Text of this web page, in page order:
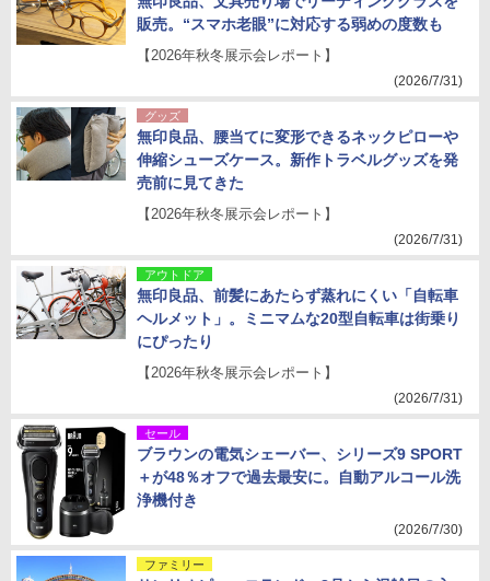
販売。“スマホ老眼”に対応する弱めの度数も
【2026年秋冬展示会レポート】
(2026/7/31)
グッズ
無印良品、腰当てに変形できるネックピローや
伸縮シューズケース。新作トラベルグッズを発
売前に見てきた
【2026年秋冬展示会レポート】
(2026/7/31)
アウトドア
無印良品、前髪にあたらず蒸れにくい「自転車
ヘルメット」。ミニマムな20型自転車は街乗り
にぴったり
【2026年秋冬展示会レポート】
(2026/7/31)
セール
ブラウンの電気シェーバー、シリーズ9 SPORT
＋が48％オフで過去最安に。自動アルコール洗
浄機付き
(2026/7/30)
ファミリー